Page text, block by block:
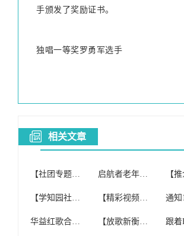
手颁发了奖励证书。
独唱一等奖罗勇军选手
相关文章
【社团专题】寒亭区红歌合唱团 启航者老年红歌合唱团(纯公益合唱团)开课啦!
【学知园社区】举办“爱之约合唱团红歌庆新年”活动 【精彩视频】花垣县老年大学红歌家园合唱团
华益红歌合唱团选拔赛人气王投票开始啦!!(1、2批)! 【放歌新衡阳】衡阳县老年红歌合唱团积极备战全市老干部合唱比赛